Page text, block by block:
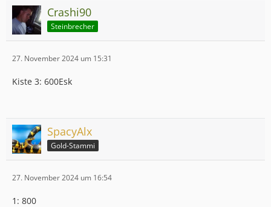
Crashi90
Steinbrecher
27. November 2024 um 15:31
Kiste 3: 600Esk
SpacyAlx
Gold-Stammi
27. November 2024 um 16:54
1: 800